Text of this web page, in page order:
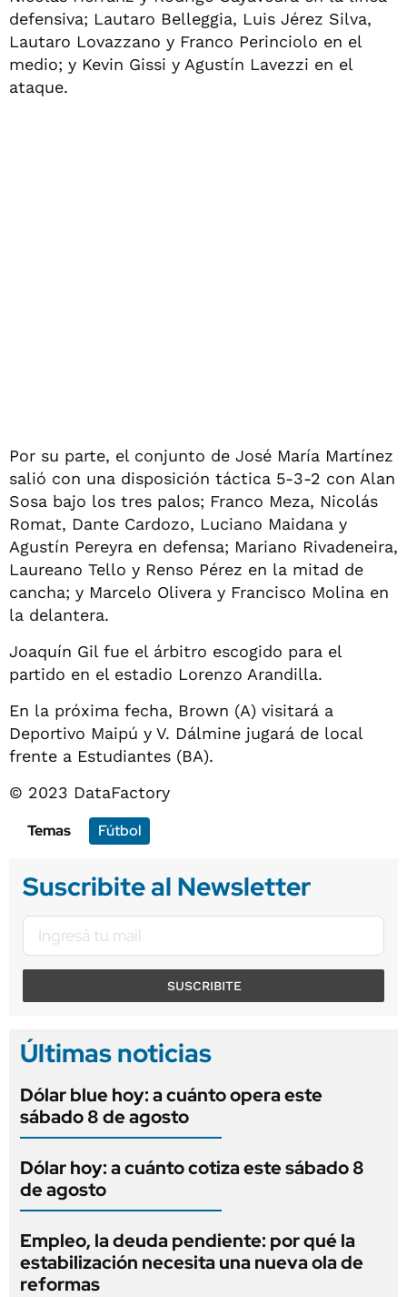
defensiva; Lautaro Belleggia, Luis Jérez Silva,
Lautaro Lovazzano y Franco Perinciolo en el
medio; y Kevin Gissi y Agustín Lavezzi en el
ataque.
Por su parte, el conjunto de José María Martínez
salió con una disposición táctica 5-3-2 con Alan
Sosa bajo los tres palos; Franco Meza, Nicolás
Romat, Dante Cardozo, Luciano Maidana y
Agustín Pereyra en defensa; Mariano Rivadeneira,
Laureano Tello y Renso Pérez en la mitad de
cancha; y Marcelo Olivera y Francisco Molina en
la delantera.
Joaquín Gil fue el árbitro escogido para el
partido en el estadio Lorenzo Arandilla.
En la próxima fecha, Brown (A) visitará a
Deportivo Maipú y V. Dálmine jugará de local
frente a Estudiantes (BA).
© 2023 DataFactory
Temas
Fútbol
Suscribite al Newsletter
SUSCRIBITE
Últimas noticias
Dólar blue hoy: a cuánto opera este
sábado 8 de agosto
Dólar hoy: a cuánto cotiza este sábado 8
de agosto
Empleo, la deuda pendiente: por qué la
estabilización necesita una nueva ola de
reformas